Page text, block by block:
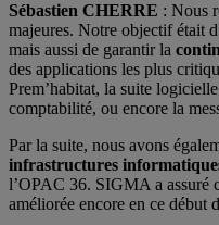
Sébastien CHERRE : Nous
majeures. Notre objectif était
mais aussi de garantir la
des applications les plus
Prem’habitat, la suite
comptabilité, ou encore la
Par la suite, nous avons
infrastructures
l’OPAC 36. SIGMA a assuré
améliorée encore en ce début